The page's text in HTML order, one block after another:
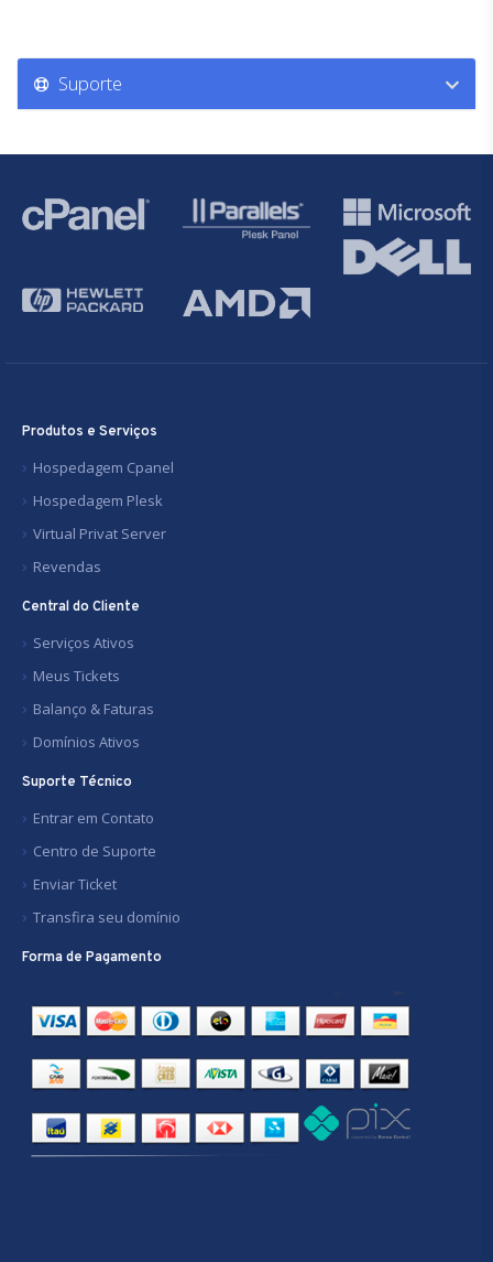
Suporte
Produtos e Serviços
Hospedagem Cpanel
Hospedagem Plesk
Virtual Privat Server
Revendas
Central do Cliente
Serviços Ativos
Meus Tickets
Balanço & Faturas
Domínios Ativos
Suporte Técnico
Entrar em Contato
Centro de Suporte
Enviar Ticket
Transfira seu domínio
Forma de Pagamento